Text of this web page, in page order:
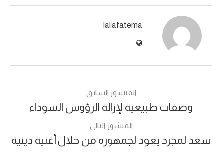
lallafatema
المنشور السابق
وصفات طبيعية لإزالة الرؤوس السوداء
المنشور التالي
سعد لمجرد يعود لجمهوره من خلال أغنية دينية